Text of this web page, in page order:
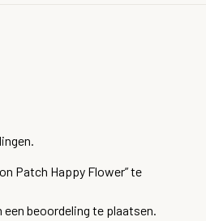
Patch Happy Flower” te
een beoordeling te plaatsen.